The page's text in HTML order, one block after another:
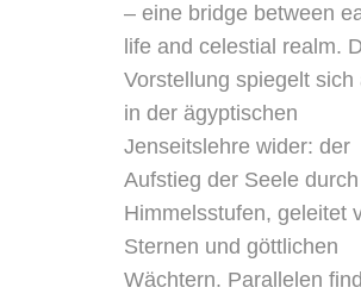
– eine bridge between
life and celestial realm.
Vorstellung spiegelt sich
in der ägyptischen
Jenseitslehre wider: der
Aufstieg der Seele durch
Himmelsstufen, geleitet
Sternen und göttlichen
Wächtern. Parallelen